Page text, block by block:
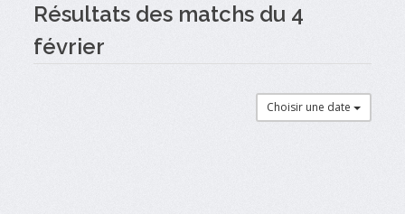
Résultats des matchs du 4
février
Choisir une date